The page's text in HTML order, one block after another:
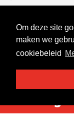
Om deze site
maken we
cookiebeleid
Vacatures
Portaal